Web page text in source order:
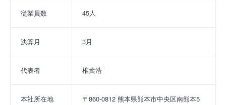
従業員数 45人
決算月 3月
代表者 椎葉浩
本社所在地
〒860-0812 熊本県熊本市中央区南熊本5